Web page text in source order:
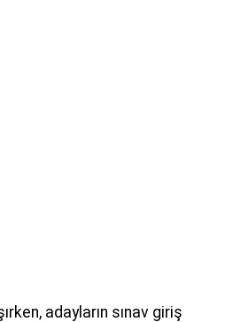
adayların sınav giriş